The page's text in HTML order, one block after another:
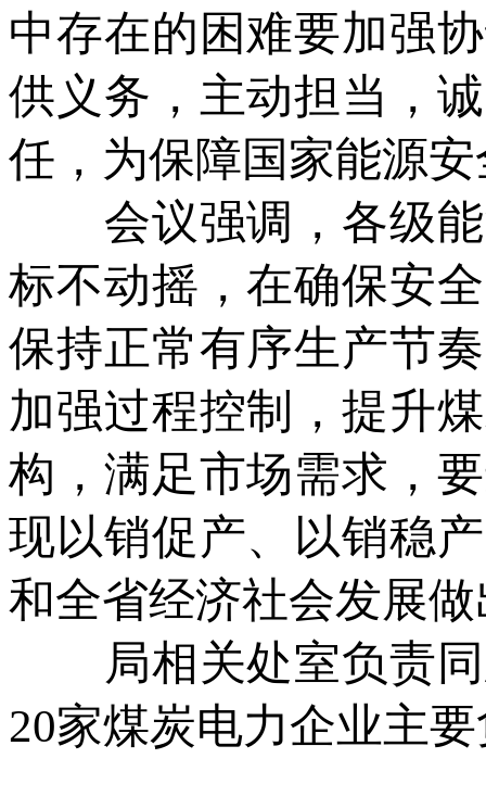
中存在的困难要加强
供义务，主动担当，
任，为保障国家能源
会议强调，各级能
标不动摇，在确保安
保持正常有序生产节
加强过程控制，提升
构，满足市场需求，
现以销促产、以销稳
和全省经济社会发展
局相关处室负责同
20家煤炭电力企业主